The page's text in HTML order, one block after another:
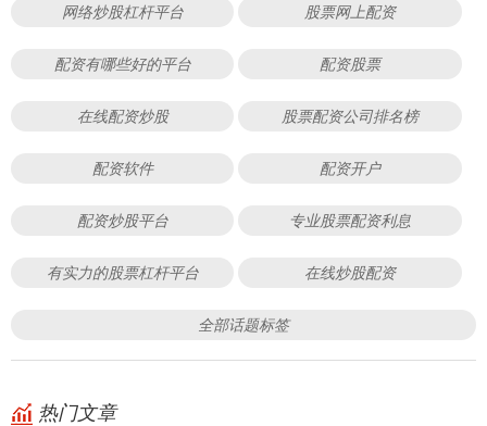
网络炒股杠杆平台 股票网上配资
配资有哪些好的平台 配资股票
在线配资炒股 股票配资公司排名榜
配资软件 配资开户
配资炒股平台 专业股票配资利息
有实力的股票杠杆平台 在线炒股配资
全部话题标签
热门文章